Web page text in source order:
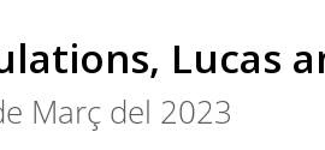
Lucas
Març del 2023